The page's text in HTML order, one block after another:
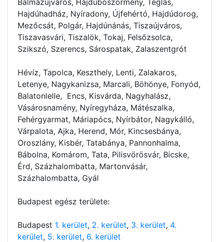
Hajdúhadház, Nyíradony, Újfehértó, Hajdúdorog,
Mezőcsát, Polgár, Hajdúnánás, Tiszaújváros,
Tiszavasvári, Tiszalök, Tokaj, Felsőzsolca,
Szikszó, Szerencs, Sárospatak, Zalaszentgrót
Hévíz, Tapolca, Keszthely, Lenti, Zalakaros,
Letenye, Nagykanizsa, Marcali, Böhönye, Fonyód,
Balatonlelle, Encs, Kisvárda, Nagyhalász,
Vásárosnamény, Nyíregyháza, Mátészalka,
Fehérgyarmat, Máriapócs, Nyírbátor, Nagykálló,
Várpalota, Ajka, Herend, Mór, Kincsesbánya,
Oroszlány, Kisbér, Tatabánya, Pannonhalma,
Bábolna, Komárom, Tata, Pilisvörösvár, Bicske,
Érd, Százhalombatta, Martonvásár,
Százhalombatta, Gyál
Budapest egész területe:
Budapest 1. kerület, 2. kerület, 3. kerület, 4.
kerület, 5. kerület, 6. kerület